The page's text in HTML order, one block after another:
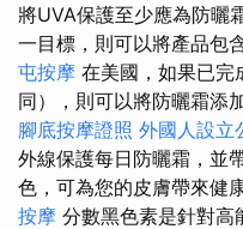
將UVA保護至少應為防曬
一目標，則可以將產品包
屯按摩 在美國，如果已完
同），則可以將防曬霜添
腳底按摩證照 外國人設立
外線保護每日防曬霜，並
色，可為您的皮膚帶來健
按摩 分數黑色素是針對高